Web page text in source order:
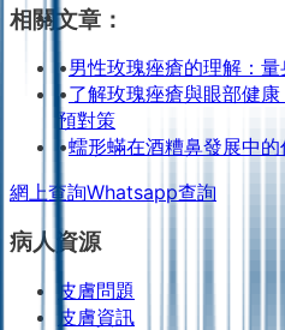
相關文章：
•男性玫瑰痤瘡的理解：
•了解玫瑰痤瘡與眼部健
預對策
•蠕形蟎在酒糟鼻發展中的
網上查詢Whatsapp查詢
病人資源
皮膚問題
皮膚資訊